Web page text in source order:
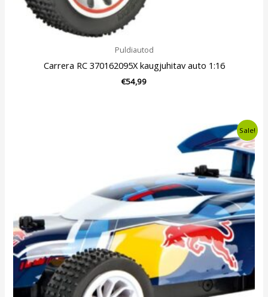
Puldiautod
Carrera RC 370162095X kaugjuhitav auto 1:16
€54,99
Sale!
€43,99.